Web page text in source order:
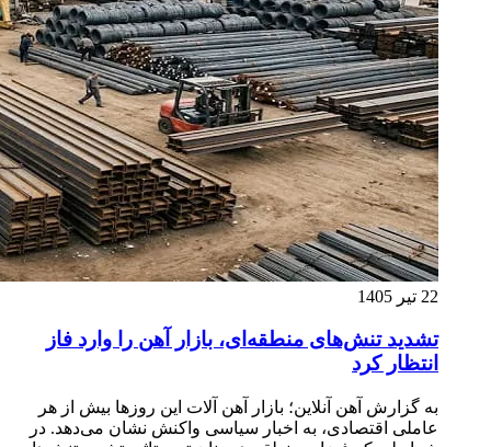
22 تیر 1405
تشدید تنش‌های منطقه‌ای، بازار آهن را وارد فاز
انتظار کرد
به گزارش آهن آنلاین؛ بازار آهن آلات این روزها بیش از هر
عاملی اقتصادی، به اخبار سیاسی واکنش نشان می‌دهد. در